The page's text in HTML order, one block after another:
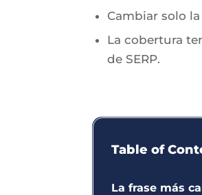
Cambiar solo
La cobertura
de SERP.
Table of
La frase más